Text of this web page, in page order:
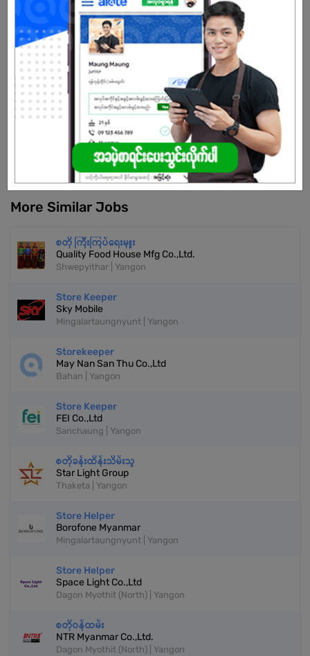
Open To : Male
Already Expired
Don't have an account?
REGISTER NOW!
More Similar Jobs
စတို ကြီးကြပ်ရေးမှူး
Quality Food House Mfg Co.,Ltd.
Shwepyithar | Yangon
Store Keeper
Sky Mobile
Mingalartaungnyunt | Yangon
Storekeeper
May Nan San Thu Co.,Ltd
Bahan | Yangon
Store Keeper
FEI Co.,Ltd
Sanchaung | Yangon
စတိုခန်းထိန်းသိမ်းသူ
Star Light Group
Thaketa | Yangon
Store Helper
Borofone Myanmar
Mingalartaungnyunt | Yangon
Store Helper
Space Light Co.,Ltd
Dagon Myothit (North) | Yangon
စတိုဝန်ထမ်း
NTR Myanmar Co.,Ltd.
Dagon Myothit (North) | Yangon